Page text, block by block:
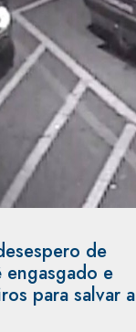
de
e
para salvar a